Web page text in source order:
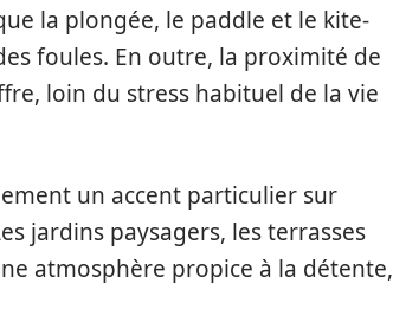
la plongée, le paddle et le kite-
foules. En outre, la proximité de
loin du stress habituel de la vie
un accent particulier sur
jardins paysagers, les terrasses
atmosphère propice à la détente,